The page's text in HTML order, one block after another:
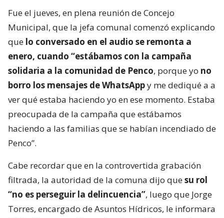
Fue el jueves, en plena reunión de Concejo
Municipal, que la jefa comunal comenzó explicando
que lo conversado en el audio se remonta a
enero, cuando “estábamos con la campaña
solidaria a la comunidad de Penco, porque yo no
borro los mensajes de WhatsAppy me dediqué a a
ver qué estaba haciendo yo en ese momento. Estaba
preocupada de la campaña que estábamos
haciendo a las familias que se habían incendiado de
Penco”.
Cabe recordar que en la controvertida grabación
filtrada, la autoridad de la comuna dijo quesu rol
“no es perseguir la delincuencia”, luego que Jorge
Torres, encargado de Asuntos Hídricos, le informara